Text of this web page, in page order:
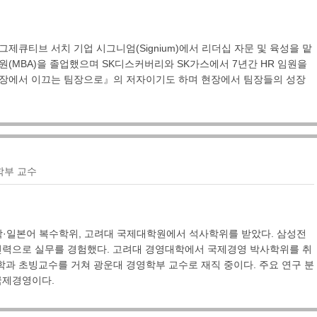
제큐티브 서치 기업 시그니엄(Signium)에서 리더십 자문 및 육성을 맡
(MBA)을 졸업했으며 SK디스커버리와 SK가스에서 7년간 HR 임원을
에서 이끄는 팀장으로』의 저자이기도 하며 현장에서 팀장들의 성장
부 교수
일본어 복수학위, 고려대 국제대학원에서 석사학위를 받았다. 삼성전
으로 실무를 경험했다. 고려대 경영대학에서 국제경영 박사학위를 취
과 초빙교수를 거쳐 광운대 경영학부 교수로 재직 중이다. 주요 연구 분
경영이다.